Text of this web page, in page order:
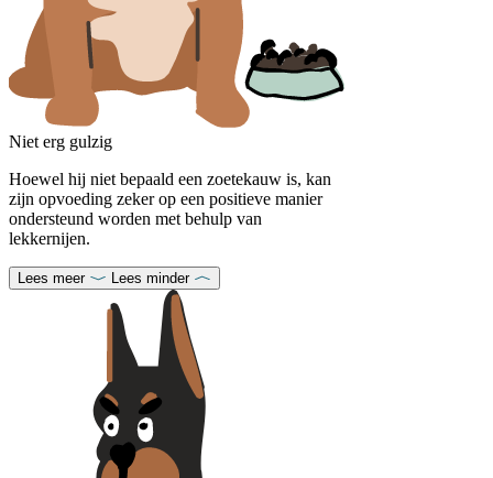
Niet erg gulzig
Hoewel hij niet bepaald een zoetekauw is, kan
zijn opvoeding zeker op een positieve manier
ondersteund worden met behulp van
lekkernijen.
Lees meer Lees minder